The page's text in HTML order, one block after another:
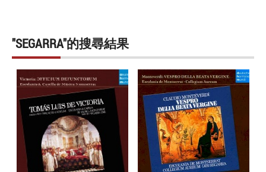
"SEGARRA"的搜尋結果